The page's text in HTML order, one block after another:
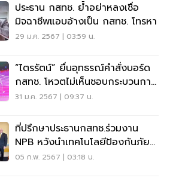
ประธาน กสทช. ย้ำอย่าหลงเชื่อ
มิจฉาชีพแอบอ้างเป็น กสทช. โทรหา
29 ม.ค. 2567 | 03:59 น.
“ไตรรัตน์” ยื่นอุทธรณ์คำสั่งบอร์ด
กสทช. โหวตไม่เห็นชอบกระบวนการ
สรรหา
31 ม.ค. 2567 | 09:37 น.
ที่ปรึกษาประธานกสทช.ร่วมงาน
NPB หวังนำเทคโนโลยีป้องกันภัย
ไซเบอร์
05 ก.พ. 2567 | 03:18 น.